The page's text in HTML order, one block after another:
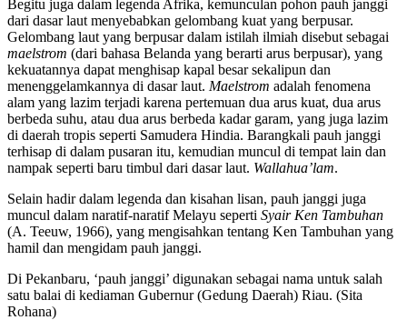
Begitu juga dalam legenda Afrika, kemunculan pohon pauh janggi
dari dasar laut menyebabkan gelombang kuat yang berpusar.
Gelombang laut yang berpusar dalam istilah ilmiah disebut sebagai
maelstrom (dari bahasa Belanda yang berarti arus berpusar), yang
kekuatannya dapat menghisap kapal besar sekalipun dan
menenggelamkannya di dasar laut. Maelstrom adalah fenomena
alam yang lazim terjadi karena pertemuan dua arus kuat, dua arus
berbeda suhu, atau dua arus berbeda kadar garam, yang juga lazim
di daerah tropis seperti Samudera Hindia. Barangkali pauh janggi
terhisap di dalam pusaran itu, kemudian muncul di tempat lain dan
nampak seperti baru timbul dari dasar laut. Wallahua’lam.
Selain hadir dalam legenda dan kisahan lisan, pauh janggi juga
muncul dalam naratif-naratif Melayu seperti Syair Ken Tambuhan
(A. Teeuw, 1966), yang mengisahkan tentang Ken Tambuhan yang
hamil dan mengidam pauh janggi.
Di Pekanbaru, ‘pauh janggi’ digunakan sebagai nama untuk salah
satu balai di kediaman Gubernur (Gedung Daerah) Riau. (Sita
Rohana)